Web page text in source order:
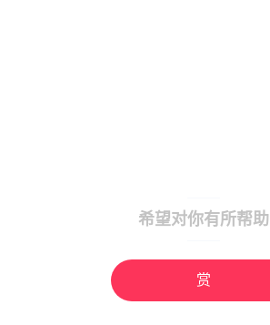
希望对你有所帮助
赏